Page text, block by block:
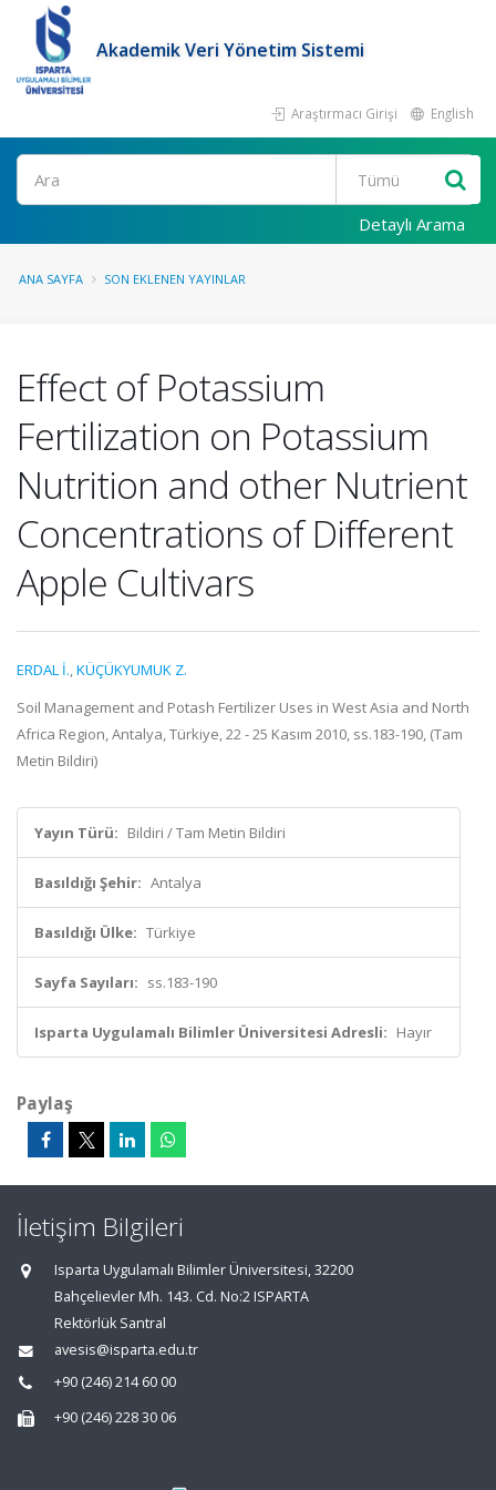
Akademik Veri Yönetim Sistemi
Araştırmacı Girişi English
Ara
Detaylı Arama
ANA SAYFA SON EKLENEN YAYINLAR
Effect of Potassium
Fertilization on Potassium
Nutrition and other Nutrient
Concentrations of Different
Apple Cultivars
ERDAL İ.,KÜÇÜKYUMUK Z.
Soil Management and Potash Fertilizer Uses in West Asia and North
Africa Region, Antalya, Türkiye, 22 - 25 Kasım 2010, ss.183-190, (Tam
Metin Bildiri)
Yayın Türü: Bildiri / Tam Metin Bildiri
Basıldığı Şehir: Antalya
Basıldığı Ülke: Türkiye
Sayfa Sayıları: ss.183-190
Isparta Uygulamalı Bilimler Üniversitesi Adresli: Hayır
Paylaş
İletişim Bilgileri
Isparta Uygulamalı Bilimler Üniversitesi, 32200
Bahçelievler Mh. 143. Cd. No:2 ISPARTA
Rektörlük Santral
avesis@isparta.edu.tr
+90 (246) 214 60 00
+90 (246) 228 30 06